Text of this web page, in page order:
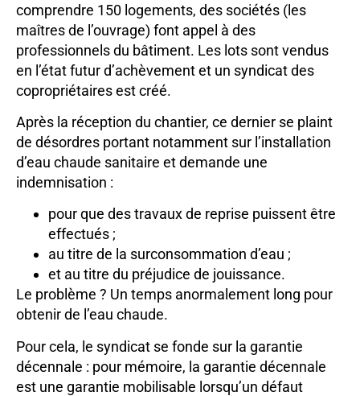
comprendre 150 logements, des sociétés (les
maîtres de l’ouvrage) font appel à des
professionnels du bâtiment. Les lots sont vendus
en l’état futur d’achèvement et un syndicat des
copropriétaires est créé.
Après la réception du chantier, ce dernier se plaint
de désordres portant notamment sur l’installation
d’eau chaude sanitaire et demande une
indemnisation :
pour que des travaux de reprise puissent être
effectués ;
au titre de la surconsommation d’eau ;
et au titre du préjudice de jouissance.
Le problème ? Un temps anormalement long pour
obtenir de l’eau chaude.
Pour cela, le syndicat se fonde sur la garantie
décennale : pour mémoire, la garantie décennale
est une garantie mobilisable lorsqu’un défaut